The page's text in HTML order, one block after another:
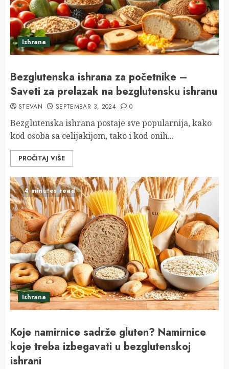
Ishrana
Bezglutenska ishrana za početnike –
Saveti za prelazak na bezglutensku ishranu
STEVAN SEPTEMBAR 3, 2024 0
Bezglutenska ishrana postaje sve popularnija, kako
kod osoba sa celijakijom, tako i kod onih...
PROČITAJ VIŠE
4 minutes read
Ishrana
Koje namirnice sadrže gluten? Namirnice
koje treba izbegavati u bezglutenskoj
ishrani